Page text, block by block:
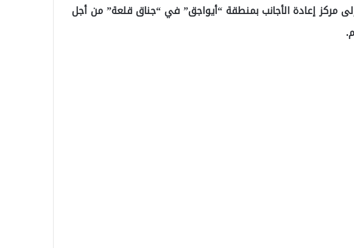
مركز إعادة الأجانب بمنطقة “أيواجق” في “جناق قلعة” من أجل